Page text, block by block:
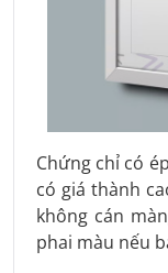
Chứng chỉ có
có giá thành
không cán
phai màu nếu